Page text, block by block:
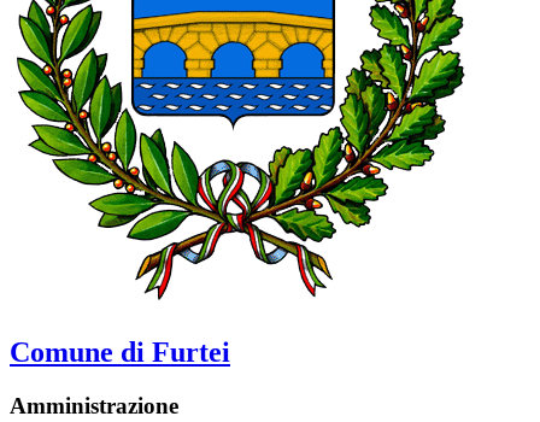
Comune di Furtei
Amministrazione